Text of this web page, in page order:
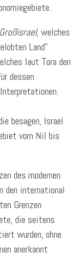
Großisrael, welches
Land”
laut Tora den
dessen
besagen, Israel
vom Nil bis
des modernen
den international
Grenzen
die seitens
wurden, ohne
anerkannt